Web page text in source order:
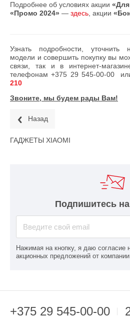
Подробнее об условиях акции
«Промо 2024» — здесь, акции
Узнать подробности, уточнить
модели и совершить покупку вы
связи, так и в интернет-
телефонам+375 29 545-00-00
210
Звоните, мы будем рады Вам!
Назад
ГАДЖЕТЫ XIAOMI
Подпишитесь
Нажимая на кнопку, я даю согласие
акционных предложений от компании
+375 29 545-00-00